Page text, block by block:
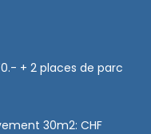
+ 2 places de parc
30m2: CHF